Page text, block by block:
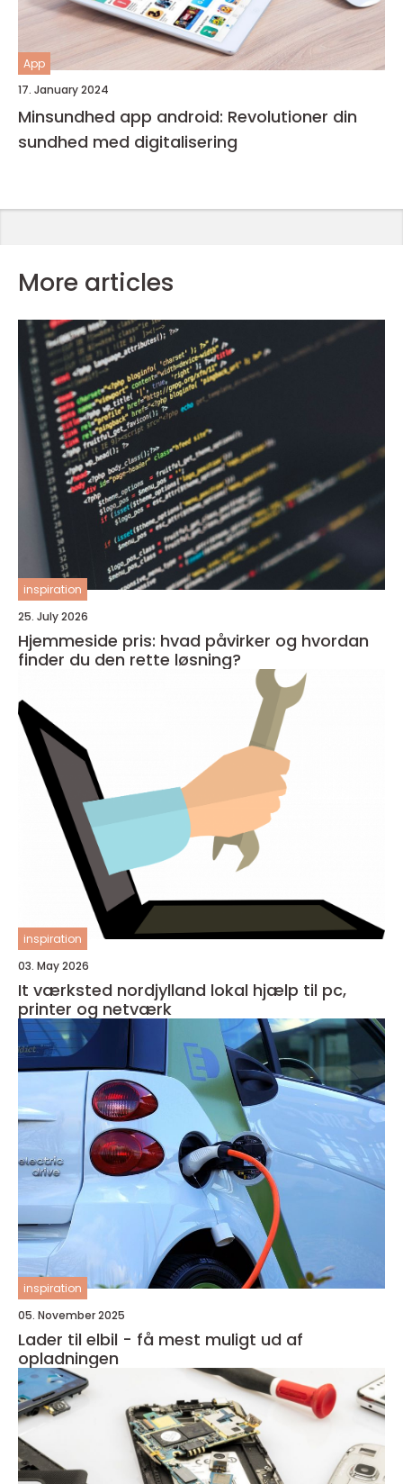
App
17. January 2024
Minsundhed app android: Revolutioner din
sundhed med digitalisering
More articles
inspiration
25. July 2026
Hjemmeside pris: hvad påvirker og hvordan
finder du den rette løsning?
inspiration
03. May 2026
It værksted nordjylland lokal hjælp til pc,
printer og netværk
inspiration
05. November 2025
Lader til elbil - få mest muligt ud af
opladningen